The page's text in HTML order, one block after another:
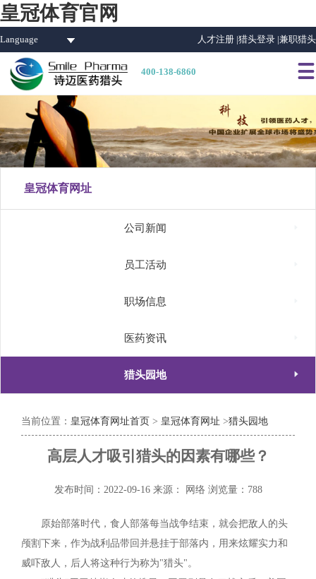
皇冠体育官网
Language 人才注册 |猎头登录 |兼职猎头
400-138-6860 
皇冠体育网址
公司新闻
员工活动
职场信息
医药资讯
猎头园地 
当前位置： 皇冠体育网址首页 > 皇冠体育网址 >猎头园地
高层人才吸引猎头的因素有哪些？
发布时间：2022-09-16 来源： 网络 浏览量：788
原始部落时代，食人部落每当战争结束，就会把敌人的头
颅割下来，作为战利品带回并悬挂于部落内，用来炫耀实力和
威吓敌人，后人将这种行为称为"猎头"。